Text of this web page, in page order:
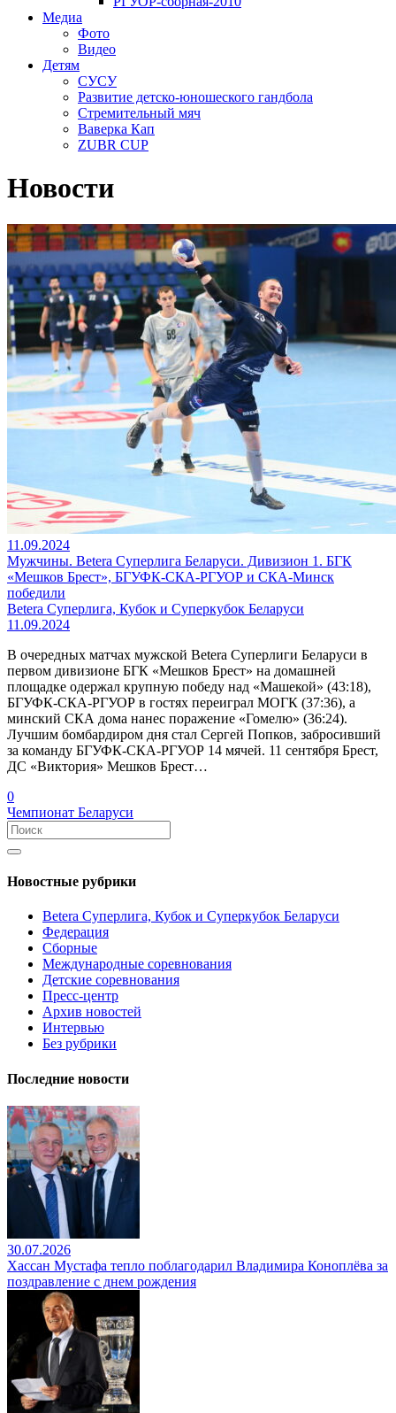
Медиа
Фото
Видео
Детям
СУСУ
Развитие детско-юношеского гандбола
Стремительный мяч
Ваверка Кап
ZUBR CUP
Новости
11.09.2024
Мужчины. Betera Суперлига Беларуси. Дивизион 1. БГК
«Мешков Брест», БГУФК-СКА-РГУОР и СКА-Минск
победили
Betera Суперлига, Кубок и Суперкубок Беларуси
11.09.2024
В очередных матчах мужской Betera Суперлиги Беларуси в
первом дивизионе БГК «Мешков Брест» на домашней
площадке одержал крупную победу над «Машекой» (43:18),
БГУФК-СКА-РГУОР в гостях переиграл МОГК (37:36), а
минский СКА дома нанес поражение «Гомелю» (36:24).
Лучшим бомбардиром дня стал Сергей Попков, забросивший
за команду БГУФК-СКА-РГУОР 14 мячей. 11 сентября Брест,
ДС «Виктория» Мешков Брест…
0
Чемпионат Беларуси
Новостные рубрики
Betera Суперлига, Кубок и Суперкубок Беларуси
Федерация
Сборные
Международные соревнования
Детские соревнования
Пресс-центр
Архив новостей
Интервью
Без рубрики
Последние новости
30.07.2026
Хассан Мустафа тепло поблагодарил Владимира Коноплёва за
поздравление с днем рождения